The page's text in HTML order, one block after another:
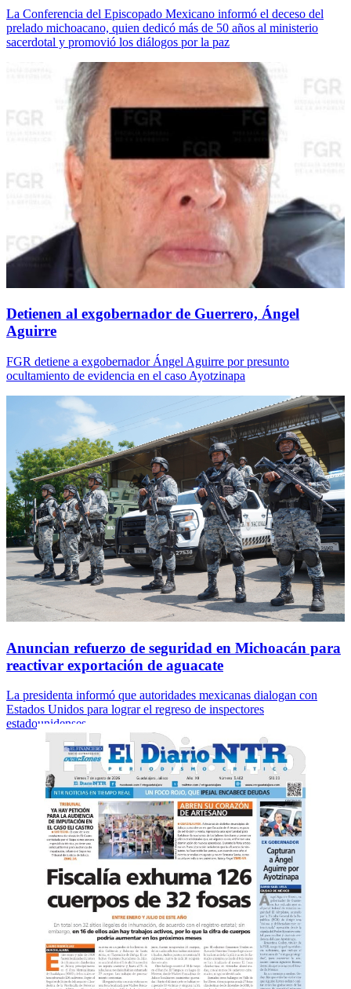
La Conferencia del Episcopado Mexicano informó el deceso del
prelado michoacano, quien dedicó más de 50 años al ministerio
sacerdotal y promovió los diálogos por la paz
Detienen al exgobernador de Guerrero, Ángel
Aguirre
FGR detiene a exgobernador Ángel Aguirre por presunto
ocultamiento de evidencia en el caso Ayotzinapa
Anuncian refuerzo de seguridad en Michoacán para
reactivar exportación de aguacate
La presidenta informó que autoridades mexicanas dialogan con
Estados Unidos para lograr el regreso de inspectores
estadounidenses